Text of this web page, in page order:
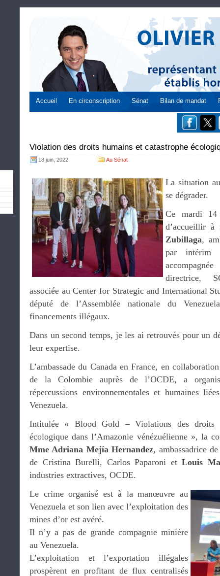
Accueil En circonscription Sénat Bilan de mandat
Violation des droits humains et catastrophe
18 juin, 2022 Au Sénat
La situation
se dégrader.
Ce mardi 14
d’accueillir
Zubillaga,
par intérim
directrice,
associée au Center for Strategic and International
député de l’Assemblée nationale du
financements illégaux.
Dans un second temps, je les ai retrouvés pour un
leur expertise.
L’ambassade du Canada en France, en
de la Colombie auprès de l’OCDE, a
répercussions environnementales et humaines
Venezuela.
Intitulée « Blood Gold – Violations des droits
écologique dans l’Amazonie vénézuélienne », la
Mme Adriana Mejía Hernandez, ambassadrice
de Cristina Burelli, Carlos Paparoni etLouis
industries extractives, OCDE.
Le crime organisé est à la manœuvre au
Venezuela et son lien avec l’exploitation des
mines d’or est avéré.
Il n’y a pas de grande compagnie minière
au Venezuela.
L’exploitation et l’exportation illégales
prospèrent en profitant de flux centralisés